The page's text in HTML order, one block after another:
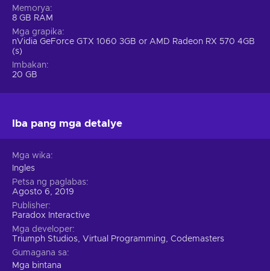
Memorya
8 GB RAM
Mga grapika
nVidia GeForce GTX 1060 3GB or AMD Radeon RX 570 4GB
(s)
Imbakan
20 GB
Iba pang mga detalye
Mga wika
Ingles
Petsa ng paglabas
Agosto 6, 2019
Publisher
Paradox Interactive
Mga developer
Triumph Studios, Virtual Programming, Codemasters
Gumagana sa
Mga bintana